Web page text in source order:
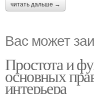
читать дальше →
Вас может
Простота и
основных
интерьера